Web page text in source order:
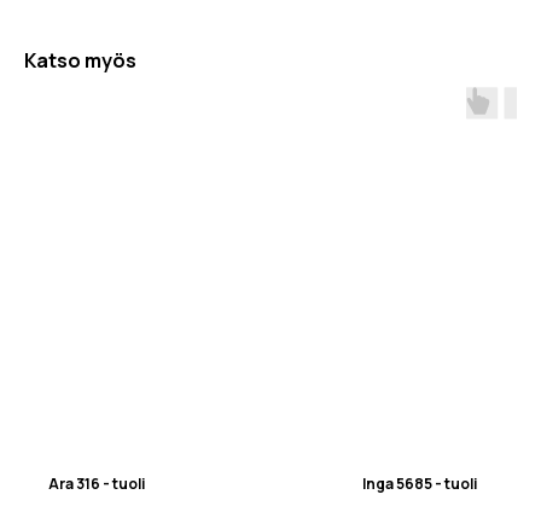
Katso myös
Ara 316 - tuoli
Inga 5685 - tuoli